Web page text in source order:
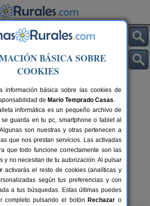
en Amposta
2-20 pers.
desde25 €
Alojamiento Rural
del Delta (Tarragona)
BÁSICA SOBRE
COOKIES
información básica sobre las cookies de
de Mario Temprado Casas.
informática es un pequeño archivo de
guarda en tu pc, smartphone o tablet al
son nuestras y otras pertenecen a
que nos prestan servicios. Las activadas
que todo funcione correctamente son las
y no necesitan de tu autorización. Al pulsar
activarás el resto de cookies (analíticas y
según tus preferencias y con
a tus búsquedas. Estas últimas puedes
completo pulsando el botón Rechazar o